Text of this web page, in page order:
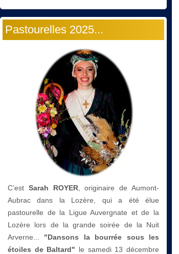
Pastourelles 2025...
C’est Sarah ROYER, originaire de Aumont-
Aubrac dans la Lozère, qui a été élue
pastourelle de la Ligue Auvergnate et de la
Lozère lors de la grande soirée de la Nuit
Arverne...
"Dansons la bourrée sous les
étoiles de Baltard" le samedi 13 décembre